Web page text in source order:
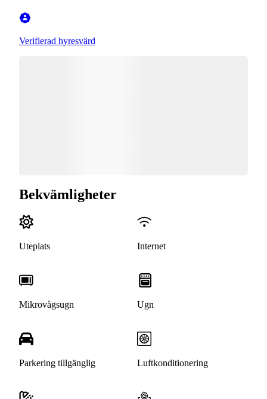
Verifierad hyresvärd
Bekvämligheter
Uteplats Internet
Mikrovågsugn Ugn
Parkering tillgänglig Luftkonditionering